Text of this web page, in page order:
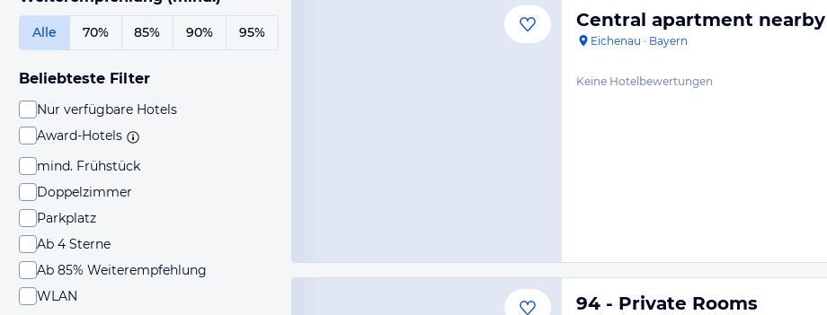
Alle 70% 85% 90% 95%
Beliebteste Filter
Nur verfügbare Hotels
Award-Hotels
mind. Frühstück
Doppelzimmer
Parkplatz
Ab 4 Sterne
Ab 85% Weiterempfehlung
WLAN
Central apartment
Eichenau · Bayern
Keine Hotelbewertungen
94 - Private Rooms